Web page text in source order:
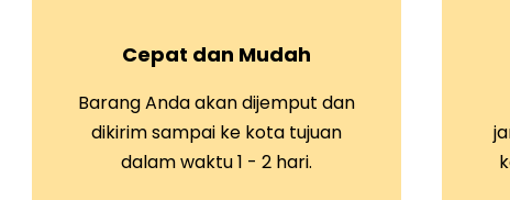
Cepat dan Mudah
Barang Anda akan dijemput dan
dikirim sampai ke kota tujuan
dalam waktu 1 - 2 hari.